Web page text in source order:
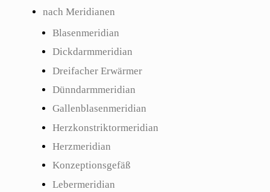
nach Meridianen
Blasenmeridian
Dickdarmmeridian
Dreifacher Erwärmer
Dünndarmmeridian
Gallenblasenmeridian
Herzkonstriktormeridian
Herzmeridian
Konzeptionsgefäß
Lebermeridian